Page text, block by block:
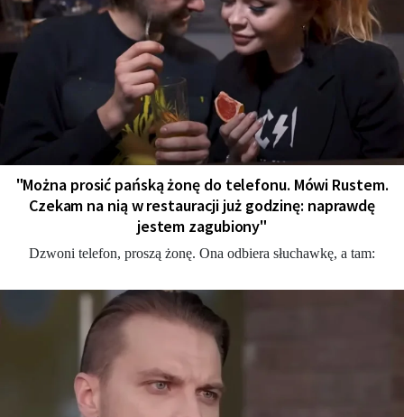
"Można prosić pańską żonę do telefonu. Mówi Rustem.
Czekam na nią w restauracji już godzinę: naprawdę
jestem zagubiony"
Dzwoni telefon, proszą żonę. Ona odbiera słuchawkę, a tam: